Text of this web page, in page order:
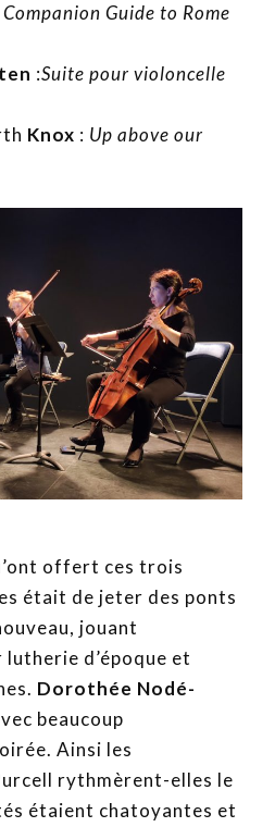
Guide to Rome
:Suite pour violoncelle
Knox : Up above our
offert ces trois
était de jeter des ponts
jouant
d’époque et
Dorothée Nodé-
beaucoup
Ainsi les
rythmèrent-elles le
étaient chatoyantes et